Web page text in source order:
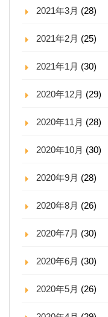
2021年3月 (28)
2021年2月 (25)
2021年1月 (30)
2020年12月 (29)
2020年11月 (28)
2020年10月 (30)
2020年9月 (28)
2020年8月 (26)
2020年7月 (30)
2020年6月 (30)
2020年5月 (26)